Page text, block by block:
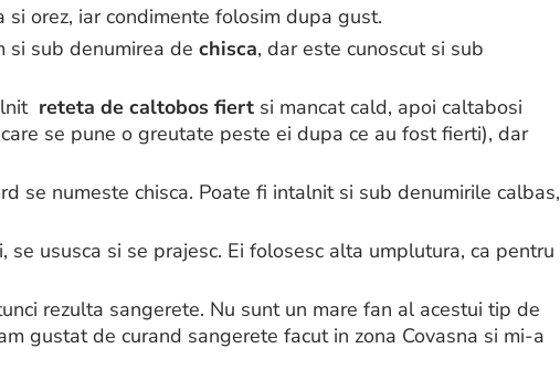
orez, iar condimente folosim dupa gust.
si sub denumirea de chisca, dar este cunoscut si sub
reteta de caltobos fiert si mancat cald, apoi caltabosi
se pune o greutate peste ei dupa ce au fost fierti), dar
se numeste chisca. Poate fi intalnit si sub denumirile calbas,
se ususca si se prajesc. Ei folosesc alta umplutura, ca pentru
rezulta sangerete. Nu sunt un mare fan al acestui tip de
gustat de curand sangerete facut in zona Covasna si mi-a